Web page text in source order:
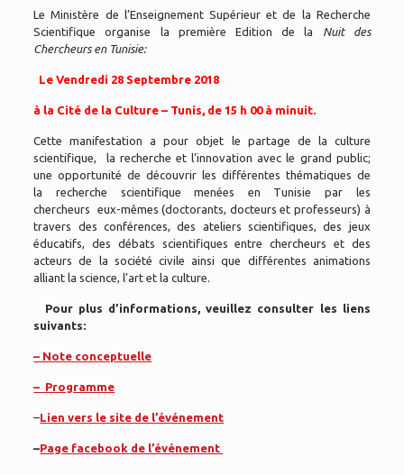
Le Ministère de l’Enseignement Supérieur et de la Recherche
Scientifique organise la première Edition de la Nuit des
Chercheurs en Tunisie:
Le Vendredi 28 Septembre 2018
à la Cité de la Culture – Tunis, de 15 h 00 à minuit.
Cette manifestation a pour objet le partage de la culture
scientifique, la recherche et l’innovation avec le grand public;
une opportunité de découvrir les différentes thématiques de
la recherche scientifique menées en Tunisie par les
chercheurs eux-mêmes (doctorants, docteurs et professeurs) à
travers des conférences, des ateliers scientifiques, des jeux
éducatifs, des débats scientifiques entre chercheurs et des
acteurs de la société civile ainsi que différentes animations
alliant la science, l’art et la culture.
Pour plus d’informations, veuillez consulter les liens
suivants:
– Note conceptuelle
– Programme
–Lien vers le site de l’événement
–Page facebook de l’événement